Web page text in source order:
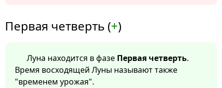
Первая четверть (+)
Луна находится в фазе Первая четверть.
Время восходящей Луны называют также
"временем урожая".